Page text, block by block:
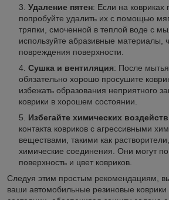
Удаление пятен: Если на ковриках
попробуйте удалить их с помощью
тряпки, смоченной в теплой воде с
используйте абразивные материалы,
повреждения поверхности.
Сушка и вентиляция: После
обязательно хорошо просушите
избежать образования неприятного
коврики в хорошем состоянии.
Избегайте химических
контакта ковриков с агрессивными
веществами, такими как
химические соединения. Они могут
поверхность и цвет ковриков.
Следуя этим простым рекомендациям,
ваши автомобильные резиновые